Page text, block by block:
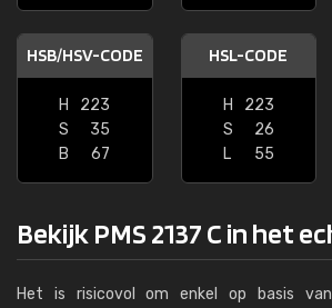
HSB/HSV-CODE
H
223
S
35
B
67
HSL-CODE
H
223
S
26
L
55
Bekijk PMS 2137 C in het
Het is risicovol om enkel op basis